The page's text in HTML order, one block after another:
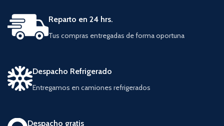
garantiza un sabor fresco y superior
en cada una de las 10 unidades.
Reparto en 24 hrs.
Tus compras entregadas de forma oportuna
Despacho Refrigerado
Entregamos en camiones refrigerados
Despacho gratis